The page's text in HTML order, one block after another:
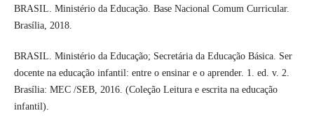
BRASIL. Ministério da Educação. Base Nacional Comum Curricular.
Brasília, 2018.
BRASIL. Ministério da Educação; Secretária da Educação Básica. Ser
docente na educação infantil: entre o ensinar e o aprender. 1. ed. v. 2.
Brasília: MEC /SEB, 2016. (Coleção Leitura e escrita na educação
infantil).